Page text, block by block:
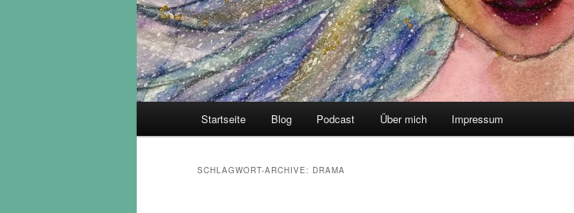
Startseite Blog Podcast Über mich Impressum
SCHLAGWORT-ARCHIVE: DRAMA